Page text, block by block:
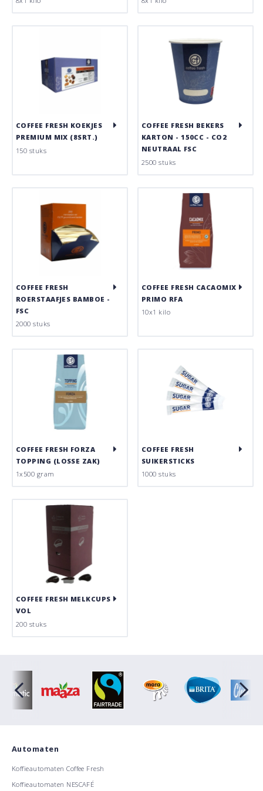
COFFEE FRESH KOEKJES
PREMIUM MIX (8SRT.)
150 stuks
COFFEE FRESH BEKERS
KARTON - 150CC - CO2
NEUTRAAL FSC
2500 stuks
COFFEE FRESH
ROERSTAAFJES BAMBOE -
FSC
2000 stuks
COFFEE FRESH CACAOMIX
PRIMO RFA
10x1 kilo
COFFEE FRESH FORZA
TOPPING (LOSSE ZAK)
1x500 gram
COFFEE FRESH
SUIKERSTICKS
1000 stuks
COFFEE FRESH MELKCUPS
VOL
200 stuks
Automaten
Koffieautomaten Coffee Fresh
Koffieautomaten NESCAFÉ